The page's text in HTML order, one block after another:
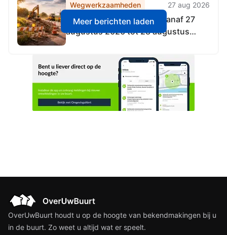
Wegwerkzaamheden 27 aug 2026
Wegonderhoud gepland vanaf 27
augustus 2026 tot 28 augustus
Meer berichten laden
OverUwBuurt houdt u op de hoogte van bekendmakingen bij u
in de buurt. Zo weet u altijd wat er speelt.